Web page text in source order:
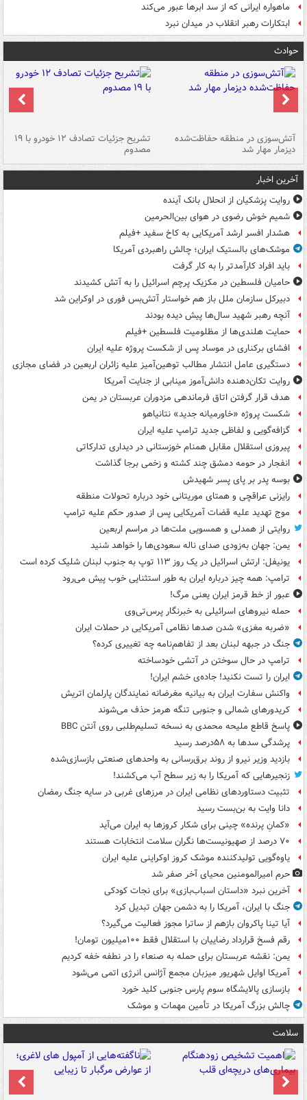
ماهواره ایرانی که از سد ابرها عبور می‌کند
ابتکارات رهبر انقلاب در میدان نبرد
حوادث
آتش‌سوزی در منطقه حفاظت‌شده
دیزمار مهار شد
تشریح جزئیات تصادف ۱۲ خودرو با ۱۹
مصدوم
آخرین اخبار
روایت پزشکیان از انحلال بانک آینده
شمیم خوش رضوی در هوای بین‌الحرمین
هشدار افسر ارشد آمریکایی به کاخ سفید +فیلم
موشک‌های بالستیک ایران؛ چالش راهبردی آمریکا
باید افراد کارآمدتر را به کار گرفت
حامیان فلسطین در مکزیک پرچم اسرائیل را به آتش کشیدند
دبیرکل سازمان ملل باز هم خواستار آتش‌بس فوری در اوکراین شد
آنچه رهبر شهید سال‌ها پیش دیده بودند
حمایت هلندی‌ها از مظلومیت فلسطین +فیلم
افشای برکناری در موساد پس از شکست پروژه علیه ایران
دستگیری عامل انتشار مطالب توهین‌آمیز علیه زائران اربعین در فضای مجازی
روایت تکان‌دهنده دانش‌آموز مینابی از جنایت آمریکا
هدف قرار گرفتن اتاق‌ فرماندهی مزدوران عربستان در یمن
شکست پروژه «خاورمیانه جدید» نتانیاهو
گزافه‌گویی و لفاظی جدید ترامپ علیه ایران
پیروزی استقلال مقابل همنام خوزستانی در دیداری تدارکاتی
انفجار در حومه دمشق چند کشته و زخمی برجا گذاشت
بوسه‌ پدر بر پای پسر شهیدش
رایزنی عراقچی و همتای موریتانی خود درباره تحولات منطقه
موج تهدید علیه قضات آمریکایی پس از صدور حکم علیه ترامپ
روایتی از همدلی و همسویی ملت‌ها در مراسم اربعین
یمن: جهان به‌زودی صدای ناله سعودی‌ها را خواهد شنید
یونیفل: ارتش اسرائیل در یک روز ۱۱۳ توپ به جنوب لبنان شلیک کرده است
ترامپ: همه چیز درباره ایران به طور استثنایی خوب پیش می‌رود
عبور از خط قرمز ایران یعنی مرگ!
حمله نیروهای اسرائیلی به خبرنگار پرس‌تی‌وی
«ضربه مغزی» شدن صدها نظامی آمریکایی در حملات ایران
جنگ در جبهه لبنان بعد از تفاهم‌نامه چه تغییری کرده؟
ترامپ در حال سوختن در آتشی خودساخته
ایران را تست نکنید! جاده‌ی خشم ایران!
واکنش سفارت ایران به بیانیه مغرضانه نمایندگان پارلمان اتریش
کریدورهای شمالی و جنوبی تنگه هرمز حذف می‌شوند
پاسخ قاطع ملیحه محمدی به نسخه تسلیم‌طلبی روی آنتن BBC
پرشدگی سدها به ۵۸درصد رسید
بازدید وزیر نیرو از روند برق‌رسانی به واحدهای صنعتی بازسازی‌شده
زنجیرهایی که آمریکا را به زیر سطح آب می‌کشند!
تثبیت دستاوردهای نظامی ایران در مرزهای غربی در سایه جنگ رمضان
دانا وایت به بن‌بست رسید
«کمانِ پرنده» چینی برای شکار کروزها به ایران می‌آید
۷۰ درصد از صهیونیست‌ها نگران سلامت انتخابات هستند
یاوه‌گویی تولیدکننده موشک کروز اوکراینی علیه ایران
حرم امیرالمومنین محیای آخر صفر شد
آخرین نبرد «داستان اسباب‌بازی» برای نجات کودکی
جنگ با ایران، آمریکا را به دشمن جهان تبدیل کرد
آیا تینا پاکروان بازهم از ساترا مجوز فعالیت می‌گیرد؟
رقم فسخ قرارداد رضاییان با استقلال فقط ۱۰۰میلیون تومان!
یمن: نقشه عربستان برای حمله به صنعاء را در نطفه خفه کردیم
آمریکا اوایل شهریور میزبان مجمع آژانس انرژی اتمی می‌شود
بازسازی پالایشگاه سوم پارس جنوبی کلید خورد
چالش بزرگ آمریکا در تأمین مهمات و موشک
سلامت